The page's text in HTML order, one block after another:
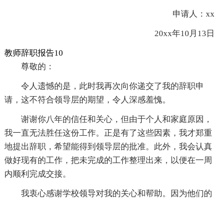
申请人：xx
20xx年10月13日
教师辞职报告10
尊敬的：
令人遗憾的是，此时我再次向你递交了我的辞职申
请，这不符合领导层的期望，令人深感羞愧。
谢谢你八年的信任和关心，但由于个人和家庭原因，
我一直无法胜任这份工作。正是有了这些因素，我才郑重
地提出辞职，希望能得到领导层的批准。此外，我会认真
做好现有的工作，把未完成的工作整理出来，以便在一周
内顺利完成交接。
我衷心感谢学校领导对我的关心和帮助。因为他们的